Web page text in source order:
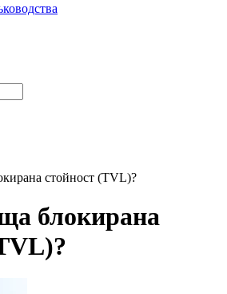
стойност (TVL)?
блокирана